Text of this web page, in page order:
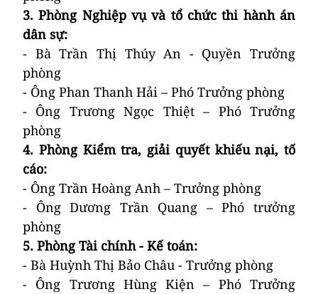
3. Phòng Nghiệp vụvà tổ chức thi hành án
dân sự:
- Bà Trần Thị Thúy An - Quyền Trưởng
phòng
- Ông Phan Thanh Hải – Phó Trưởng phòng
- Ông Trương Ngọc Thiệt – Phó Trưởng
phòng
4. Phòng Kiểm tra, giải quyết khiếu nại, tố
cáo:
- Ông Trần Hoàng Anh – Trưởng phòng
- Ông Dương Trần Quang – Phó trưởng
phòng
5. Phòng Tài chính- Kế toán:
- Bà Huỳnh Thị Bảo Châu - Trưởng phòng
- Ông Trương Hùng Kiện – Phó Trưởng